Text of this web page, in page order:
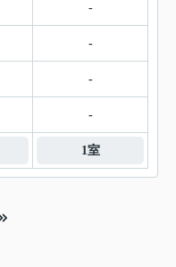
-
-
-
-
1室